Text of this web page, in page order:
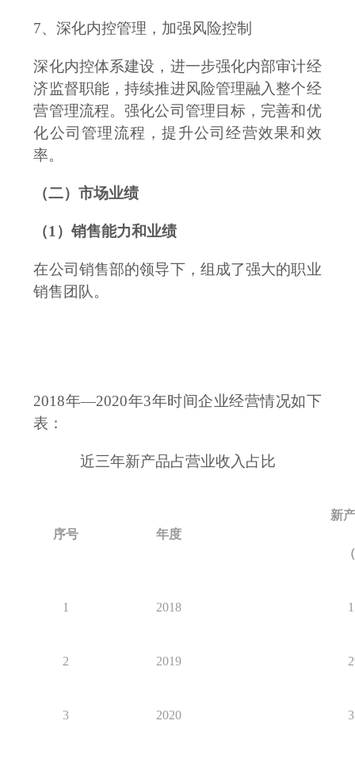
7、深化内控管理，加强风险控制
深化内控体系建设，进一步强化内部审计经
济监督职能，持续推进风险管理融入整个经
营管理流程。强化公司管理目标，完善和优
化公司管理流程，提升公司经营效果和效
率。
（二）市场业绩
（1 ）销售能力和业绩
在公司销售部的领导下，组成了强大的职业
销售团队。
2018年—2020年3年时间企业经营情况如下
表：
近三年新产品占营业收入占比
序号 年度
新
1 2018
2 2019
3 2020